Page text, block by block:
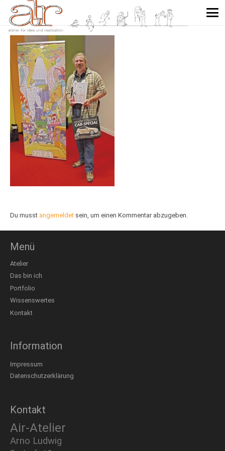
Du musst angemeldetsein, um einen Kommentar abzugeben.
Menü
Atelier
Das bin ich
Portfolio
Wissenswertes
Kontakt
Information
Impressum
Datenschutzerklärung
Kontakt
Air-Atelier
Arno Ludwig